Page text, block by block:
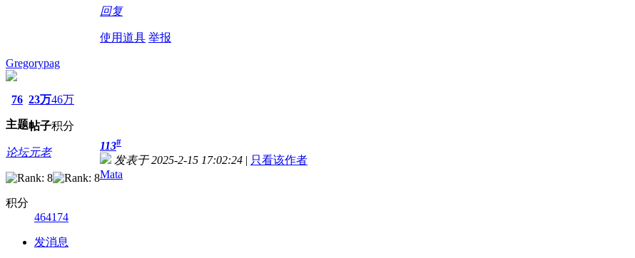
回复
使用道具 举报
Gregorypag
76
主题
23万
帖子
46万
积分
论坛元老
积分
464174
发消息
113#
发表于 2025-2-15 17:02:24 | 只看该作者
Mata